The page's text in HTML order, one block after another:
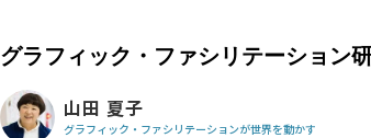
グラフィック・ファシリテーション
山田 夏子
グラフィック・ファシリテーションが世界を動かす